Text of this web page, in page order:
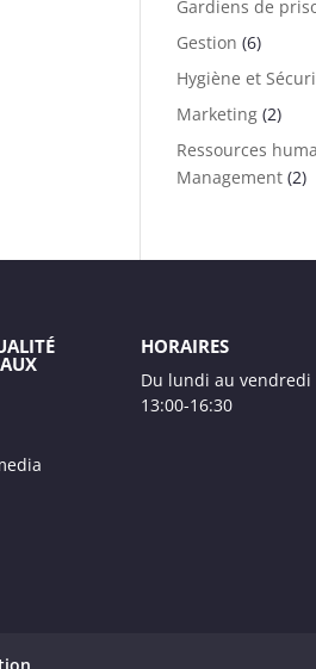
Gardiens de
Gestion (6)
Hygiène et
Marketing (2)
Ressources
Management (2)
HORAIRES
Du lundi au vendredi
13:00-16:30